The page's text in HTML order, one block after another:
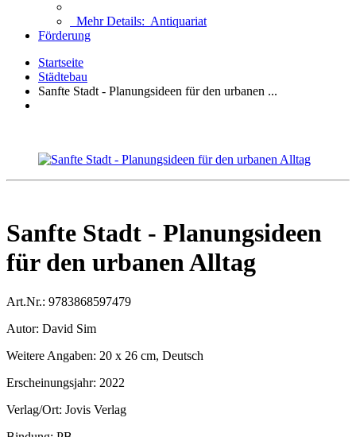
Mehr Details: Antiquariat
Förderung
Startseite
Städtebau
Sanfte Stadt - Planungsideen für den urbanen ...
Sanfte Stadt - Planungsideen
für den urbanen Alltag
Art.Nr.: 9783868597479
Autor: David Sim
Weitere Angaben: 20 x 26 cm, Deutsch
Erscheinungsjahr: 2022
Verlag/Ort: Jovis Verlag